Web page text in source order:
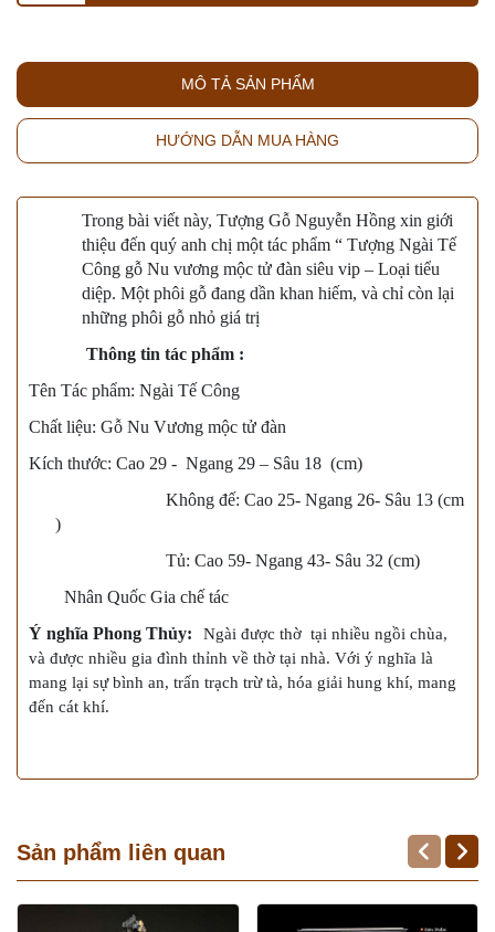
MÔ TẢ SẢN PHẨM
HƯỚNG DẪN MUA HÀNG
Trong bài viết này, Tượng Gỗ Nguyễn Hồng xin giới
thiệu đến quý anh chị một tác phẩm “ Tượng Ngài Tế
Công gỗ Nu vương mộc tử đàn siêu vip – Loại tiểu
diệp. Một phôi gỗ đang dần khan hiếm, và chỉ còn lại
những phôi gỗ nhỏ giá trị
Thông tin tác phẩm :
Tên Tác phẩm: Ngài Tế Công
Chất liệu: Gỗ Nu Vương mộc tử đàn
Kích thước: Cao 29 - Ngang 29 – Sâu 18 (cm)
Không đế: Cao 25- Ngang 26- Sâu 13 (cm
)
Tủ: Cao 59- Ngang 43- Sâu 32 (cm)
Nhân Quốc Gia chế tác
Ý nghĩa Phong Thủy:
Ngài được thờ tại nhiều ngồi chùa,
và được nhiều gia đình thỉnh về thờ tại nhà. Với ý nghĩa là
mang lại sự bình an, trấn trạch trừ tà, hóa giải hung khí, mang
đến cát khí.
Sản phẩm liên quan